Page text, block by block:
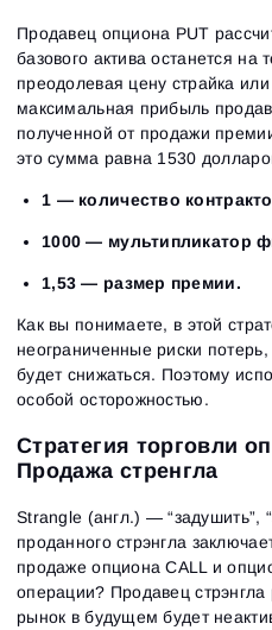
Продавец опциона PUT
базового актива останется на
преодолевая цену страйка
максимальная прибыль
полученной от продажи
это сумма равна 1530
1 — количество
1000 — мультипликатор
1,53 — размер премии.
Как вы понимаете, в этой
неограниченные риски
будет снижаться. Поэтому
особой осторожностью.
Стратегия торговли
Продажа стренгла
Strangle (англ.) — “задушить”,
проданного стрэнгла
продаже опциона CALL и
операции? Продавец стрэнгла
рынок в будущем будет